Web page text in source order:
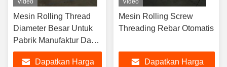
Video
Mesin Rolling Thread
Diameter Besar Untuk
Pabrik Manufaktur Dan
Toko Bahan Bangunan
Dapatkan Harga
Video
Mesin Rolling Screw
Threading Rebar Otomatis
Dapatkan Harga